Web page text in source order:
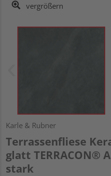
vergrößern
Karle & Rubner
Terrassenfliese
glatt TERRACON®
stark